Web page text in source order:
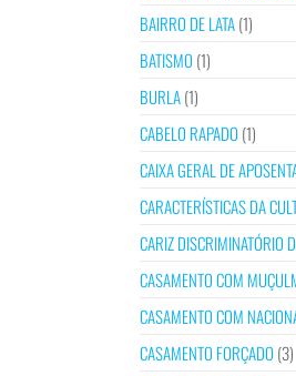
BAIRRO DE LATA(1)
BATISMO (1)
BURLA(1)
CABELO RAPADO (1)
CAIXA GERAL DE
CARACTERÍSTICAS DA
CARIZ DISCRIMINATÓRIO
CASAMENTO COM
CASAMENTO COM
CASAMENTO FORÇADO (3)